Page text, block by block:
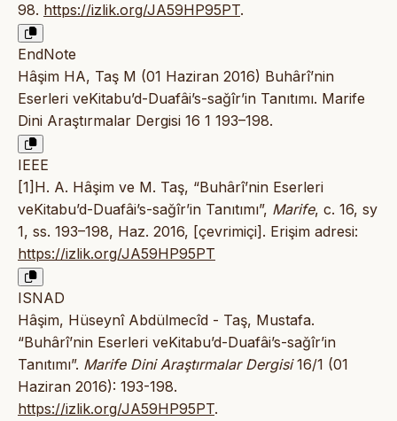
98. https://izlik.org/JA59HP95PT.
EndNote
Hâşim HA, Taş M (01 Haziran 2016) Buhârî’nin
Eserleri veKitabu’d-Duafâi’s-sağîr’in Tanıtımı. Marife
Dini Araştırmalar Dergisi 16 1 193–198.
IEEE
[1]H. A. Hâşim ve M. Taş, “Buhârî’nin Eserleri
veKitabu’d-Duafâi’s-sağîr’in Tanıtımı”, Marife, c. 16, sy
1, ss. 193–198, Haz. 2016, [çevrimiçi]. Erişim adresi:
https://izlik.org/JA59HP95PT
ISNAD
Hâşim, Hüseynî Abdülmecîd - Taş, Mustafa.
“Buhârî’nin Eserleri veKitabu’d-Duafâi’s-sağîr’in
Tanıtımı”. Marife Dini Araştırmalar Dergisi16/1 (01
Haziran 2016): 193-198.
https://izlik.org/JA59HP95PT.